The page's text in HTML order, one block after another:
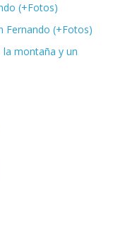
(+Fotos)
Fernando (+Fotos)
la montaña y un